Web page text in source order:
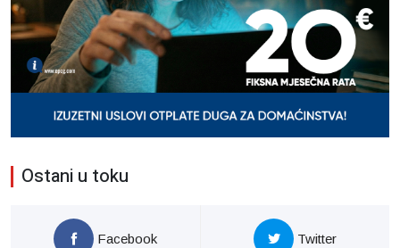
Ostani u toku
Facebook Twitter